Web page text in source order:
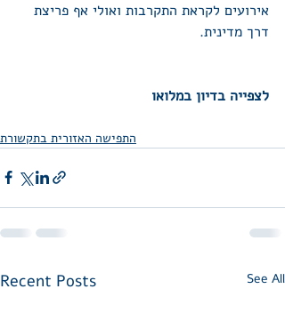
אירועים לקראת התקרבות ואולי אף פריצת
דרך מדינית.
לצפייה בדיון במלואו
התפישה האזורית בתקשורת
Recent Posts See All